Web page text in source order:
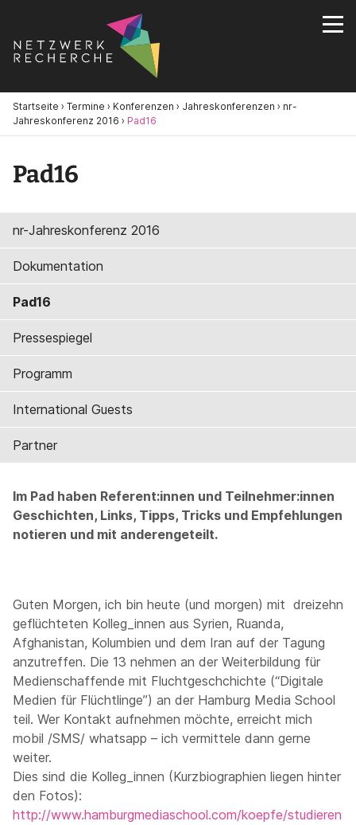
Startseite › Termine › Konferenzen › Jahreskonferenzen › nr-
Jahreskonferenz 2016 › Pad16
Pad16
nr-Jahreskonferenz 2016
Dokumentation
Pad16
Pressespiegel
Programm
International Guests
Partner
Im Pad haben Referent:innen und Teilnehmer:innen
Geschichten, Links, Tipps, Tricks und Empfehlungen
notieren und mit anderengeteilt.
Guten Morgen, ich bin heute (und morgen) mit dreizehn
geflüchteten Kolleg_innen aus Syrien, Ruanda,
Afghanistan, Kolumbien und dem Iran auf der Tagung
anzutreffen. Die 13 nehmen an der Weiterbildung für
Medienschaffende mit Fluchtgeschchichte (“Digitale
Medien für Flüchtlinge”) an der Hamburg Media School
teil. Wer Kontakt aufnehmen möchte, erreicht mich
mobil /SMS/ whatsapp – ich vermittele dann gerne
weiter.
Dies sind die Kolleg_innen (Kurzbiographien liegen hinter
den Fotos):
http://www.hamburgmediaschool.com/koepfe/studieren